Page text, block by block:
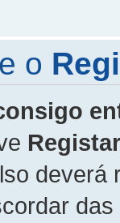
e o